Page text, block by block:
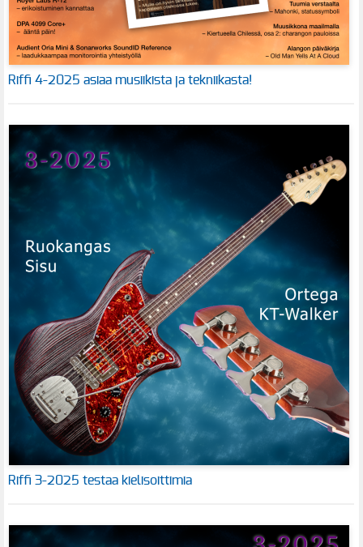
Riffi 4-2025 asiaa musiikista ja tekniikasta!
Riffi 3-2025 testaa kielisoittimia